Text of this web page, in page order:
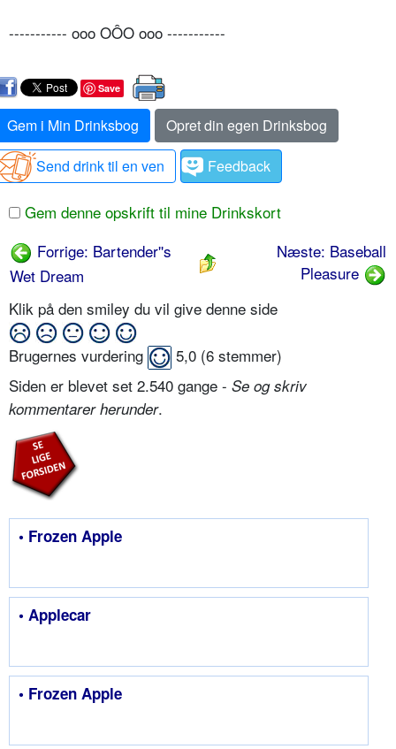
----------- ooo OÔO ooo -----------
Save
Gem i Min Drinksbog
Opret din egen Drinksbog
Send drink til en ven
Feedback
Gem denne opskrift til mine Drinkskort
Forrige: Bartender''s
Wet Dream
Næste: Baseball
Pleasure
Klik på den smiley du vil give denne side
Brugernes vurdering 5,0 (6 stemmer)
Siden er blevet set 2.540 gange - Se og skriv
kommentarer herunder.
• Frozen Apple
• Applecar
• Frozen Apple